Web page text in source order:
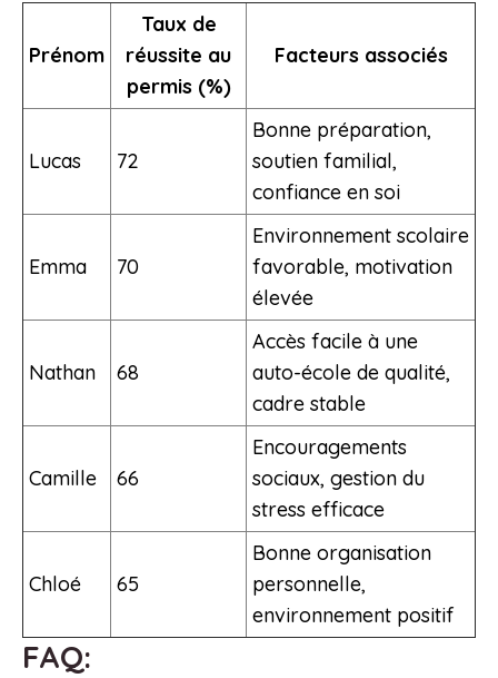
Prénom
Taux de
réussite au
permis (%)
Facteurs associés
Lucas 72
Bonne préparation,
soutien familial,
confiance en soi
Emma 70
Environnement scolaire
favorable, motivation
élevée
Nathan 68
Accès facile à une
auto-école de qualité,
cadre stable
Camille 66
Encouragements
sociaux, gestion du
stress efficace
Chloé 65
Bonne organisation
personnelle,
environnement positif
FAQ: